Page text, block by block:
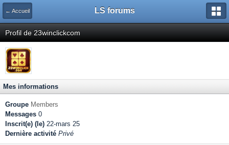
← Accueil LS forums
Profil de 23winclickcom
Mes informations
Groupe Members
Messages 0
Inscrit(e) (le) 22-mars 25
Dernière activité Privé